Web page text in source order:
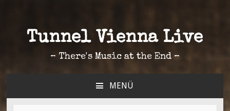
Tunnel Vienna Live
– There's Music at the End –
MENÜ